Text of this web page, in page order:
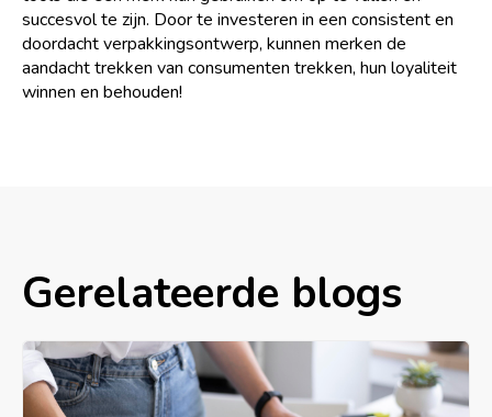
succesvol te zijn. Door te investeren in een consistent en
doordacht verpakkingsontwerp, kunnen merken de
aandacht trekken van consumenten trekken, hun loyaliteit
winnen en behouden!
Gerelateerde blogs